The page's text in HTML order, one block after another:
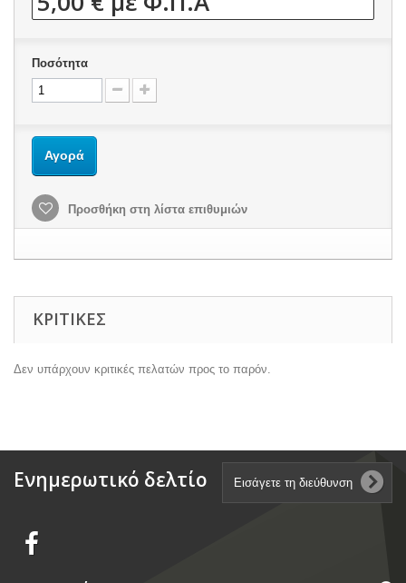
Ποσότητα
Αγορά
Προσθήκη στη λίστα επιθυμιών
ΚΡΙΤΙΚΈΣ
Δεν υπάρχουν κριτικές πελατών προς το παρόν.
Ενημερωτικό δελτίο